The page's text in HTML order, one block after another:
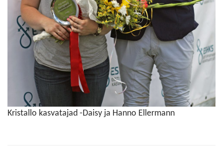
Kristallo kasvatajad -Daisy ja Hanno Ellermann